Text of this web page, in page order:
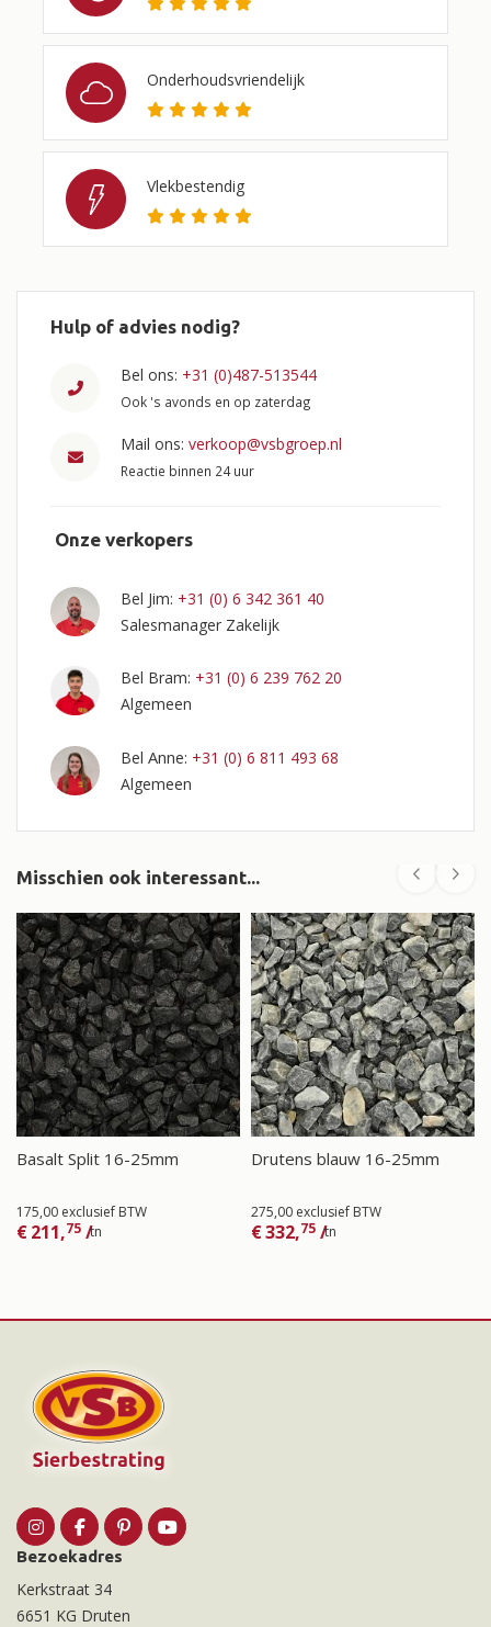
Onderhoudsvriendelijk
Vlekbestendig
Hulp of advies nodig?
Bel ons: +31 (0)487-513544
Ook 's avonds en op zaterdag
Mail ons: verkoop@vsbgroep.nl
Reactie binnen 24 uur
Onze verkopers
Bel Jim: +31 (0) 6 342 361 40
Salesmanager Zakelijk
Bel Bram: +31 (0) 6 239 762 20
Algemeen
Bel Anne: +31 (0) 6 811 493 68
Algemeen
Misschien ook interessant...
Basalt Split 16-25mm
175,00 exclusief BTW
€211,75 /tn
Drutens blauw 16-25mm
275,00 exclusief BTW
€332,75 /tn
Bezoekadres
Kerkstraat 34
6651 KG Druten